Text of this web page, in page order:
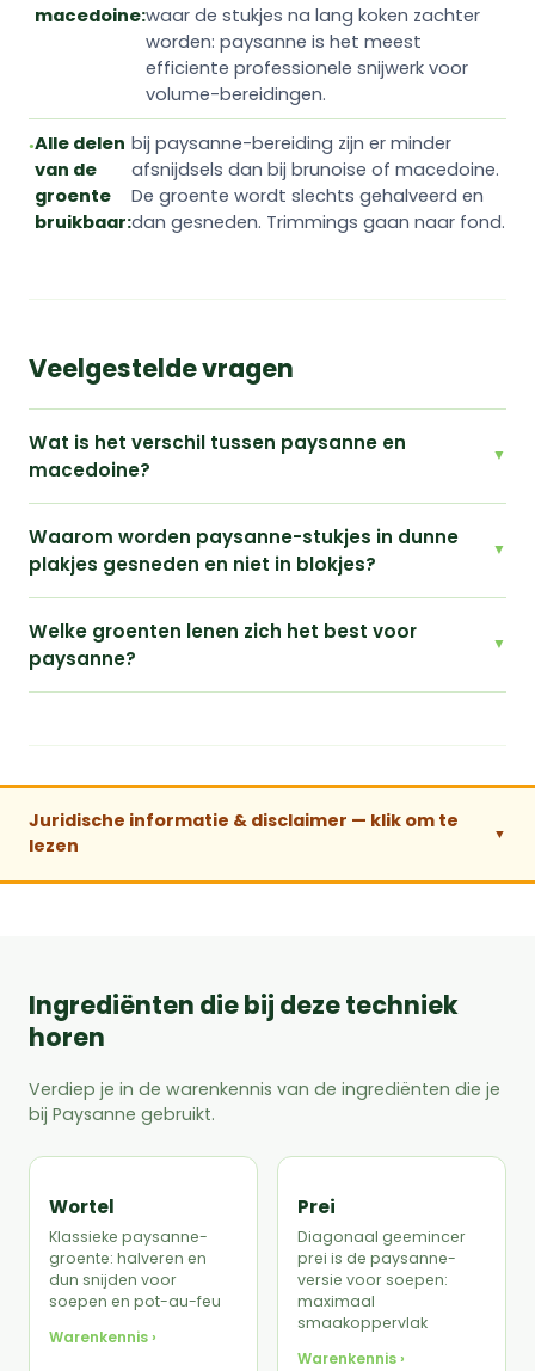
macedoine:waar de stukjes na lang koken zachter
worden: paysanne is het meest
efficiente professionele snijwerk voor
volume-bereidingen.
Alle delen
van de
groente
bruikbaar:
bij paysanne-bereiding zijn er minder
afsnijdsels dan bij brunoise of macedoine.
De groente wordt slechts gehalveerd en
dan gesneden. Trimmings gaan naar fond.
Veelgestelde vragen
Wat is het verschil tussen paysanne en
macedoine?
Waarom worden paysanne-stukjes in dunne
plakjes gesneden en niet in blokjes?
Welke groenten lenen zich het best voor
paysanne?
Juridische informatie & disclaimer — klik om te
lezen
Ingrediënten die bij deze techniek
horen
Verdiep je in de warenkennis van de ingrediënten die je
bij Paysanne gebruikt.
Wortel
Klassieke paysanne-
groente: halveren en
dun snijden voor
soepen en pot-au-feu
Warenkennis ›
Prei
Diagonaal geemincer
prei is de paysanne-
versie voor soepen:
maximaal
smaakoppervlak
Warenkennis ›